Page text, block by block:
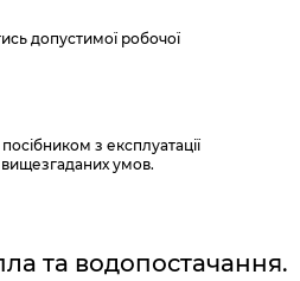
допустимої робочої
з експлуатації
вищезгаданих умов.
та водопостачання.